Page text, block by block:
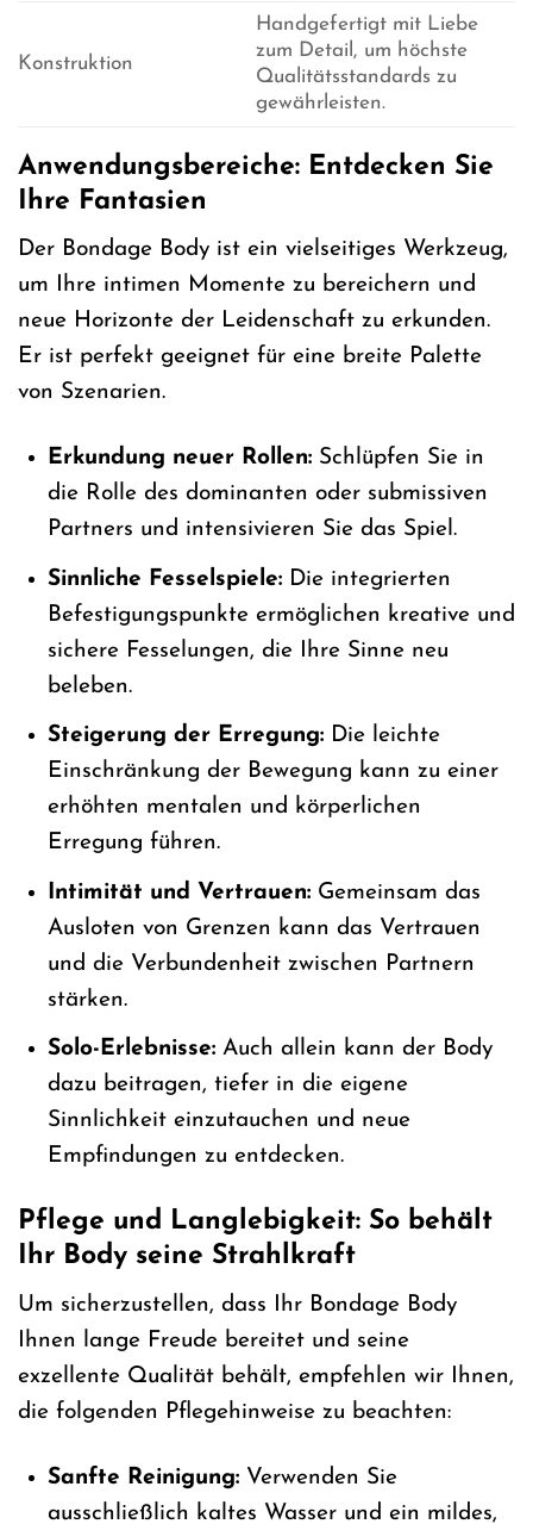
Konstruktion
Handgefertigt mit Liebe
zum Detail, um höchste
Qualitätsstandards zu
gewährleisten.
Anwendungsbereiche: Entdecken Sie
Ihre Fantasien
Der Bondage Body ist ein vielseitiges Werkzeug,
um Ihre intimen Momente zu bereichern und
neue Horizonte der Leidenschaft zu erkunden.
Er ist perfekt geeignet für eine breite Palette
von Szenarien.
Erkundung neuer Rollen:Schlüpfen Sie in
die Rolle des dominanten oder submissiven
Partners und intensivieren Sie das Spiel.
Sinnliche Fesselspiele:Die integrierten
Befestigungspunkte ermöglichen kreative und
sichere Fesselungen, die Ihre Sinne neu
beleben.
Steigerung der Erregung:Die leichte
Einschränkung der Bewegung kann zu einer
erhöhten mentalen und körperlichen
Erregung führen.
Intimität und Vertrauen:Gemeinsam das
Ausloten von Grenzen kann das Vertrauen
und die Verbundenheit zwischen Partnern
stärken.
Solo-Erlebnisse:Auch allein kann der Body
dazu beitragen, tiefer in die eigene
Sinnlichkeit einzutauchen und neue
Empfindungen zu entdecken.
Pflege und Langlebigkeit: So behält
Ihr Body seine Strahlkraft
Um sicherzustellen, dass Ihr Bondage Body
Ihnen lange Freude bereitet und seine
exzellente Qualität behält, empfehlen wir Ihnen,
die folgenden Pflegehinweise zu beachten:
Sanfte Reinigung:Verwenden Sie
ausschließlich kaltes Wasser und ein mildes,